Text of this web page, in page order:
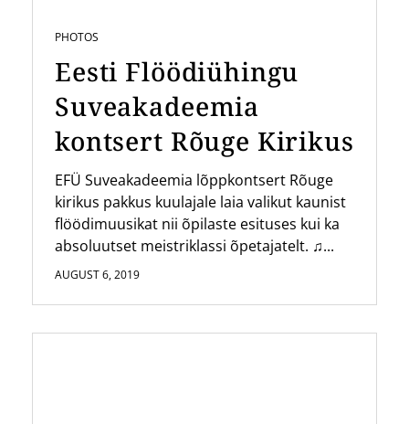
PHOTOS
Eesti Flöödiühingu
Suveakadeemia
kontsert Rõuge Kirikus
EFÜ Suveakadeemia lõppkontsert Rõuge
kirikus pakkus kuulajale laia valikut kaunist
flöödimuusikat nii õpilaste esituses kui ka
absoluutset meistriklassi õpetajatelt. ♫...
AUGUST 6, 2019